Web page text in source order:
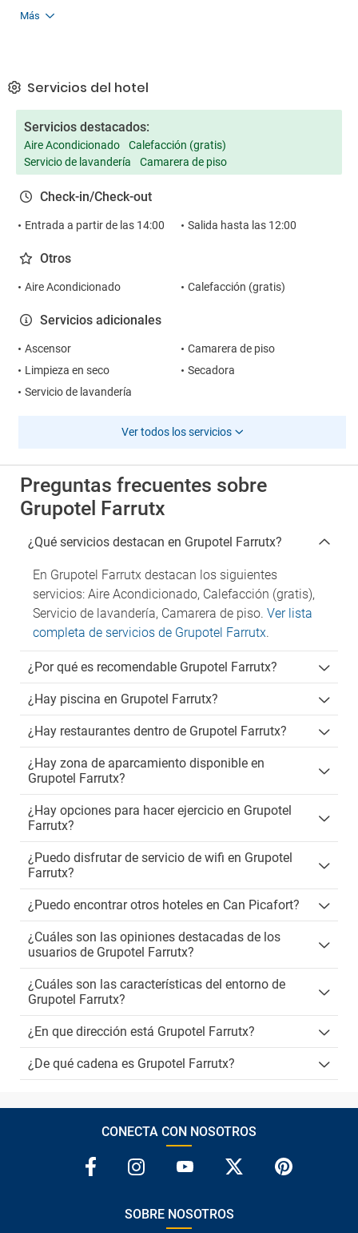
Más
Servicios del hotel
Servicios destacados:
Aire Acondicionado
Calefacción (gratis)
Servicio de lavandería
Camarera de piso
Check-in/Check-out
Entrada a partir de las 14:00 Salida hasta las 12:00
Otros
Aire Acondicionado Calefacción (gratis)
Servicios adicionales
Ascensor
Camarera de piso
Limpieza en seco
Secadora
Servicio de lavandería
Ver todos los servicios
Preguntas frecuentes sobre
Grupotel Farrutx
¿Qué servicios destacan en Grupotel Farrutx?
En Grupotel Farrutx destacan los siguientes
servicios: Aire Acondicionado, Calefacción (gratis),
Servicio de lavandería, Camarera de piso. Ver lista
completa de servicios de Grupotel Farrutx.
¿Por qué es recomendable Grupotel Farrutx?
¿Hay piscina en Grupotel Farrutx?
¿Hay restaurantes dentro de Grupotel Farrutx?
¿Hay zona de aparcamiento disponible en
Grupotel Farrutx?
¿Hay opciones para hacer ejercicio en Grupotel
Farrutx?
¿Puedo disfrutar de servicio de wifi en Grupotel
Farrutx?
¿Puedo encontrar otros hoteles en Can Picafort?
¿Cuáles son las opiniones destacadas de los
usuarios de Grupotel Farrutx?
¿Cuáles son las características del entorno de
Grupotel Farrutx?
¿En que dirección está Grupotel Farrutx?
¿De qué cadena es Grupotel Farrutx?
CONECTA CON NOSOTROS
SOBRE NOSOTROS